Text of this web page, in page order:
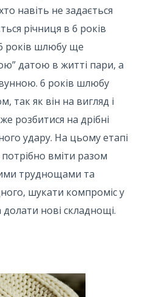
навіть не задається
річниця в 6 років
років шлюбу ще
датою в житті пари, а
6 років шлюбу
так як він на вигляд і
розбитися на дрібні
удару. На цьому етапі
вміти разом
труднощами та
шукати компроміс у
нові складнощі.